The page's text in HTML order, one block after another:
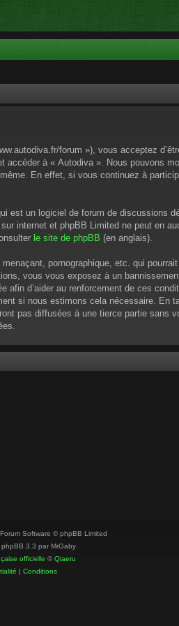
forum »), vous acceptez
à « Autodiva ». Nous pouvons
En effet, si vous continuez à
est un logiciel de forum de discussions
internet et phpBB Limited ne peut en
le site de phpBB (en anglais).
pornographique, etc. qui
vous vous exposez à un
d’aider au renforcement de ces
si nous estimons cela nécessaire.
pas diffusées à une tierce partie sans
Software © phpBB Limited
phpBB 3.3 par MrGaby
officielle ©Qiaeru
| Conditions